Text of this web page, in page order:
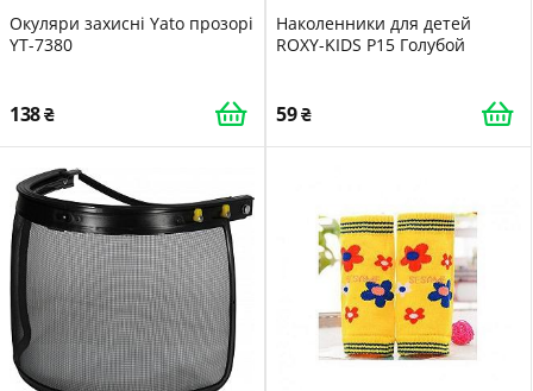
Окуляри захисні Yato прозорі
YT-7380
138
Наколенники для детей
ROXY-KIDS P15 Голубой
59